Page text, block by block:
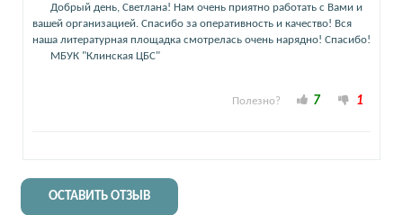
Добрый день, Светлана! Нам очень приятно работать с Вами и
вашей организацией. Спасибо за оперативность и качество! Вся
наша литературная площадка смотрелась очень нарядно! Спасибо!
МБУК "Клинская ЦБС"
Полезно? 7 1
ОСТАВИТЬ ОТЗЫВ